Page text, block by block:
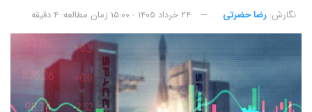
نگارش:‌ رضا حضرتی ۲۴ خرداد ۱۴۰۵ - ۱۵:۰۰ زمان مطالعه: ۴ دقیقه